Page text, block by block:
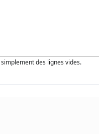
des lignes vides.